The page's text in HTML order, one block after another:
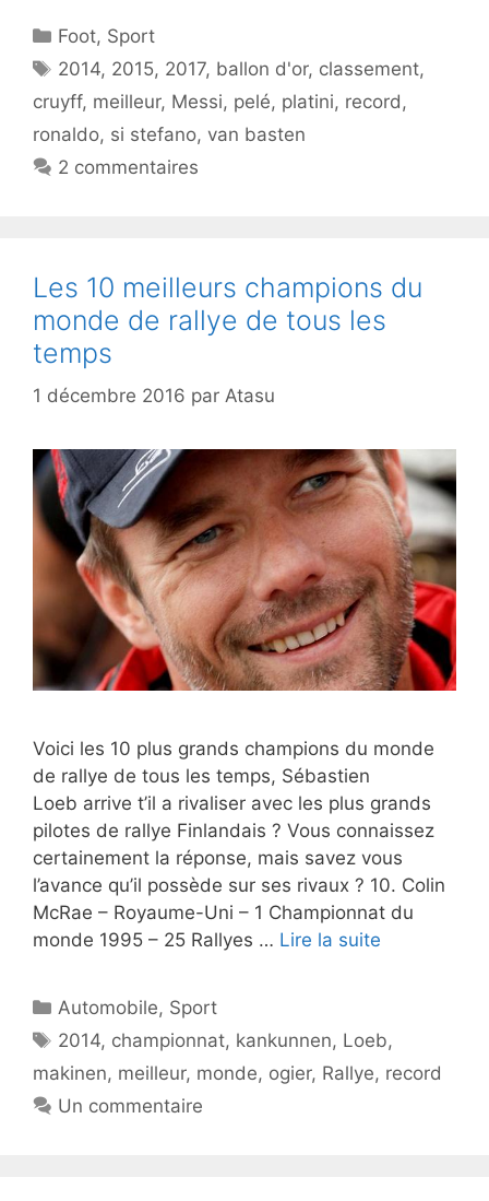
Catégories
Foot, Sport
Étiquettes
2014, 2015, 2017, ballon d'or, classement,
cruyff, meilleur, Messi, pelé, platini, record,
ronaldo, si stefano, van basten
2 commentaires
Les 10 meilleurs champions du
monde de rallye de tous les
temps
1 décembre 2016 par Atasu
Voici les 10 plus grands champions du monde
de rallye de tous les temps, Sébastien
Loeb arrive t’il a rivaliser avec les plus grands
pilotes de rallye Finlandais ? Vous connaissez
certainement la réponse, mais savez vous
l’avance qu’il possède sur ses rivaux ? 10. Colin
McRae – Royaume-Uni – 1 Championnat du
monde 1995 – 25 Rallyes … Lire la suite
Catégories
Automobile, Sport
Étiquettes
2014, championnat, kankunnen, Loeb,
makinen, meilleur, monde, ogier, Rallye, record
Un commentaire